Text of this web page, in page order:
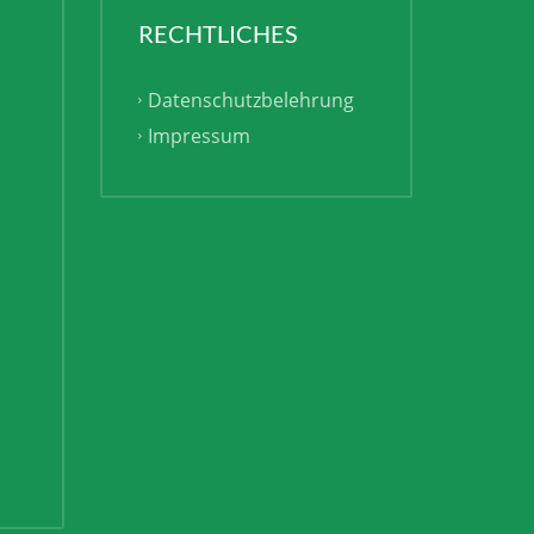
RECHTLICHES
Datenschutzbelehrung
Impressum